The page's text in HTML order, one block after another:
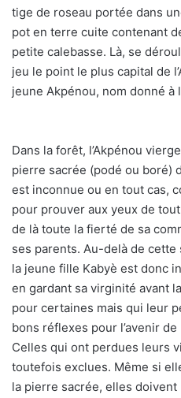
tige de roseau portée dans
pot en terre cuite contenant
petite calebasse. Là, se
jeu le point le plus capital de
jeune Akpénou, nom donné
Dans la forêt, l’Akpénou
pierre sacrée (podé ou boré)
est inconnue ou en tout cas,
pour prouver aux yeux de
de là toute la fierté de sa
ses parents. Au-delà de cette
la jeune fille Kabyè est donc
en gardant sa virginité avant
pour certaines mais qui leur
bons réflexes pour l’avenir
Celles qui ont perdues leurs
toutefois exclues. Même si
la pierre sacrée, elles